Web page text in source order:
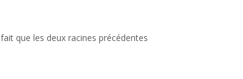
que les deux racines précédentes